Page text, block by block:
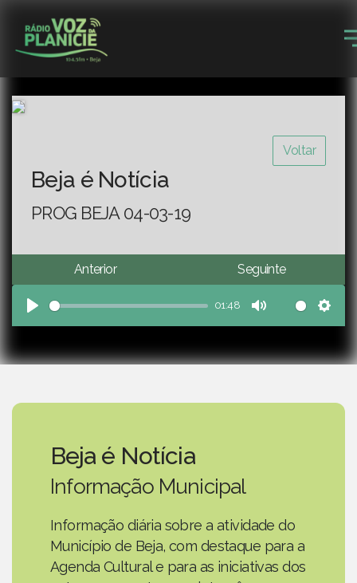
Voltar
Beja é Notícia
PROG BEJA 04-03-19
Anterior Seguinte
Play
01:48
Mute
Beja é Notícia
Informação Municipal
Informação diária sobre a atividade do
Município de Beja, com destaque para a
Agenda Cultural e para as iniciativas dos